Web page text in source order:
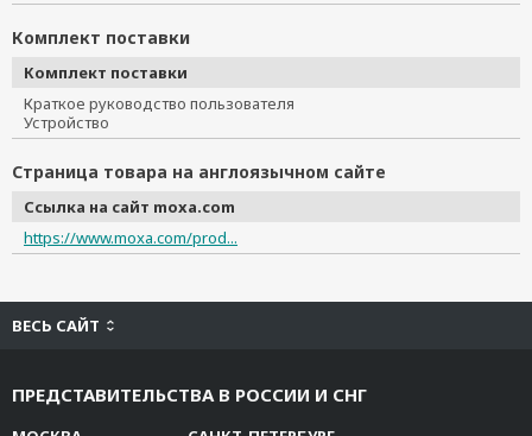
Комплект поставки
Комплект поставки
Краткое руководство пользователя
Устройство
Страница товара на англоязычном сайте
Ссылка на сайт moxa.com
https://www.moxa.com/prod...
ВЕСЬ САЙТ
ПРЕДСТАВИТЕЛЬСТВА В РОССИИ И СНГ